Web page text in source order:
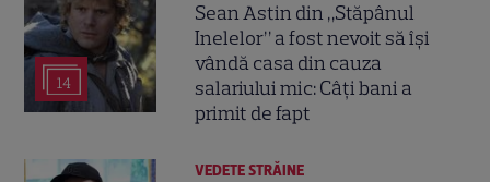
14
Sean Astin din „Stăpânul
Inelelor” a fost nevoit să își
vândă casa din cauza
salariului mic: Câți bani a
primit de fapt
VEDETE STRĂINE